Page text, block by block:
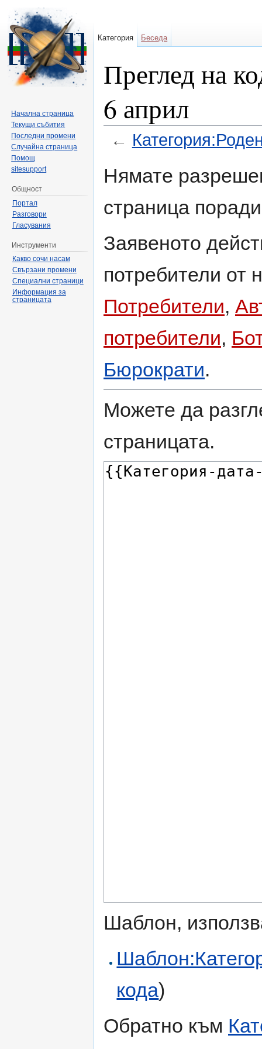
Преглед на
6 април
←
Нямате
страница
Заявеното
потребители от
Потребители,
потребители,
Бюрократи.
Можете да
страницата.
Шаблон,
кода)
Обратно към
Категория Беседа
Начална страница
Текущи събития
Последни промени
Случайна страница
Помощ
sitesupport
Общност
Портал
Разговори
Гласувания
Инструменти
Какво сочи насам
Свързани промени
Специални страници
Информация за
страницата